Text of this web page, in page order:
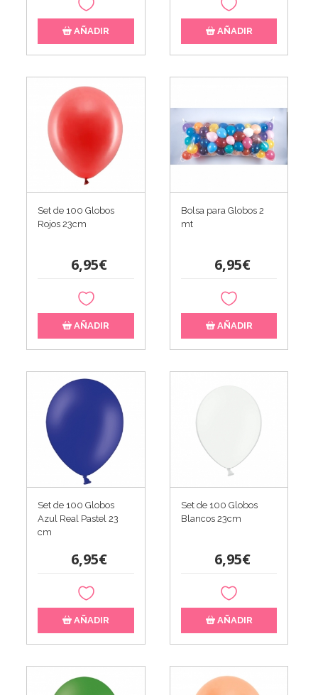
AÑADIR AÑADIR
Set de 100 Globos
Rojos 23cm
6,95€
AÑADIR
Bolsa para Globos 2
mt
6,95€
AÑADIR
Set de 100 Globos
Azul Real Pastel 23
cm
6,95€
AÑADIR
Set de 100 Globos
Blancos 23cm
6,95€
AÑADIR